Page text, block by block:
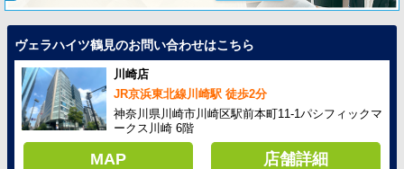
ヴェラハイツ鶴見のお問い合わせはこちら
川崎店
JR京浜東北線川崎駅 徒歩2分
神奈川県川崎市川崎区駅前本町11-1パシフィックマ
ークス川崎 6階
MAP 店舗詳細